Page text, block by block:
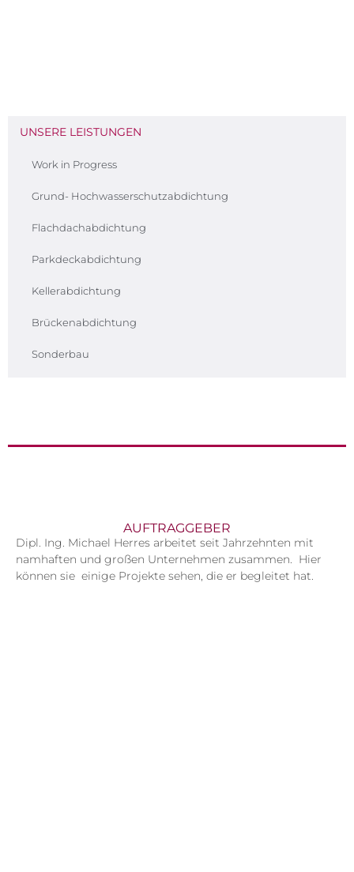
UNSERE LEISTUNGEN
Work in Progress
Grund- Hochwasserschutzabdichtung
Flachdachabdichtung
Parkdeckabdichtung
Kellerabdichtung
Brückenabdichtung
Sonderbau
AUFTRAGGEBER
Dipl. Ing. Michael Herres arbeitet seit Jahrzehnten mit
namhaften und großen Unternehmen zusammen. Hier
können sie einige Projekte sehen, die er begleitet hat.